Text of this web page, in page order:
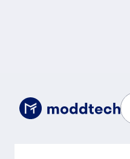
Consumibles